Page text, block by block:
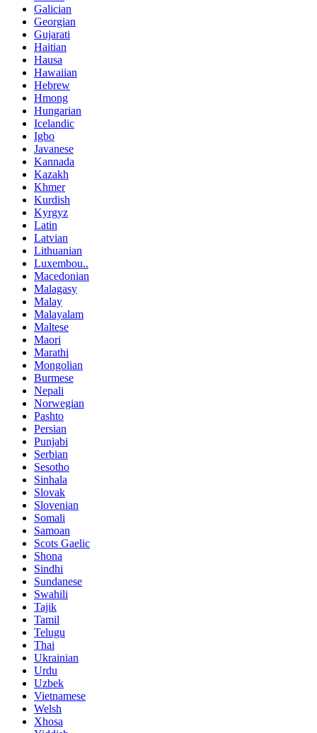
Galician
Georgian
Gujarati
Haitian
Hausa
Hawaiian
Hebrew
Hmong
Hungarian
Icelandic
Igbo
Javanese
Kannada
Kazakh
Khmer
Kurdish
Kyrgyz
Latin
Latvian
Lithuanian
Luxembou..
Macedonian
Malagasy
Malay
Malayalam
Maltese
Maori
Marathi
Mongolian
Burmese
Nepali
Norwegian
Pashto
Persian
Punjabi
Serbian
Sesotho
Sinhala
Slovak
Slovenian
Somali
Samoan
Scots Gaelic
Shona
Sindhi
Sundanese
Swahili
Tajik
Tamil
Telugu
Thai
Ukrainian
Urdu
Uzbek
Vietnamese
Welsh
Xhosa